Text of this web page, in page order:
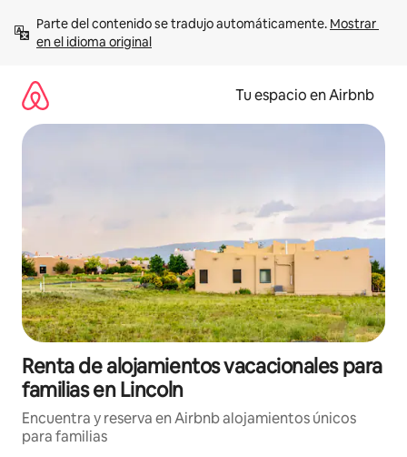
contenido
Parte del contenido se tradujo automáticamente. Mostrar
en el idioma original
Tu espacio en Airbnb
Renta de alojamientos vacacionales para
familias en Lincoln
Encuentra y reserva en Airbnb alojamientos únicos
para familias